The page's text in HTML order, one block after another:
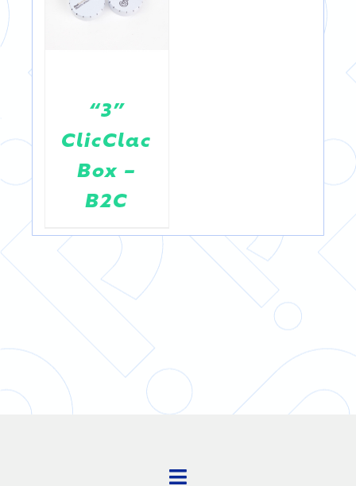
“3”
ClicClac
Box –
B2C